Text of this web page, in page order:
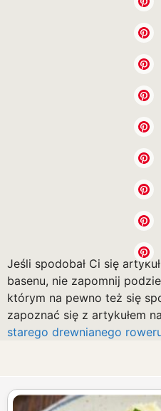
Jeśli spodobał Ci się
basenu, nie zapomnij
którym na pewno też się
zapoznać się z artykułem
starego drewnianego